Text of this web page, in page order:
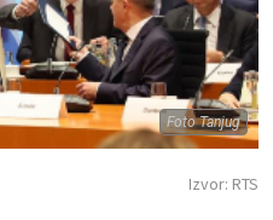
Foto Tanjug
Izvor: RTS